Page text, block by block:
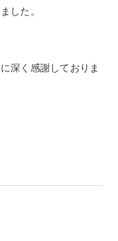
した。
深く感謝しておりま